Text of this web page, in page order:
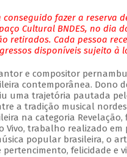
conseguido fazer a reserva
Cultural BNDES, no dia
retirados. Cada pessoa
disponíveis sujeito à
e compositor
contemporânea. Dono
uma trajetória pautada
a tradição musical
na categoria
Vivo, trabalho realizado
popular brasileira, o
felicidade e